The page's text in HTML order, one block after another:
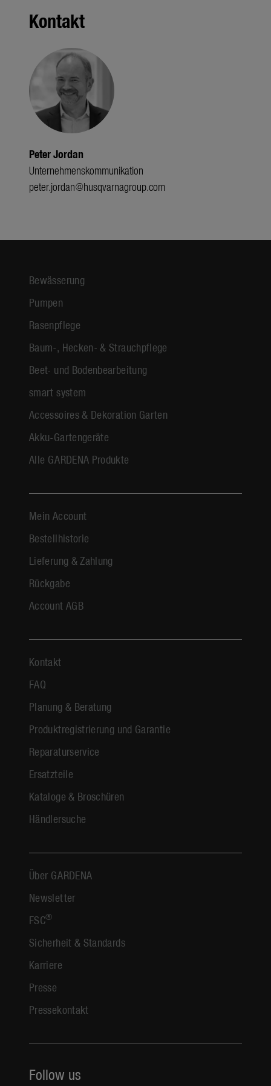
Kontakt
Peter Jordan
Unternehmenskommunikation
peter.jordan@husqvarnagroup.com
Bewässerung
Pumpen
Rasenpflege
Baum-, Hecken- & Strauchpflege
Beet- und Bodenbearbeitung
smart system
Accessoires & Dekoration Garten
Akku-Gartengeräte
Alle GARDENA Produkte
Mein Account
Bestellhistorie
Lieferung & Zahlung
Rückgabe
Account AGB
Kontakt
FAQ
Planung & Beratung
Produktregistrierung und Garantie
Reparaturservice
Ersatzteile
Kataloge & Broschüren
Händlersuche
Über GARDENA
Newsletter
FSC®
Sicherheit & Standards
Karriere
Presse
Pressekontakt
Follow us